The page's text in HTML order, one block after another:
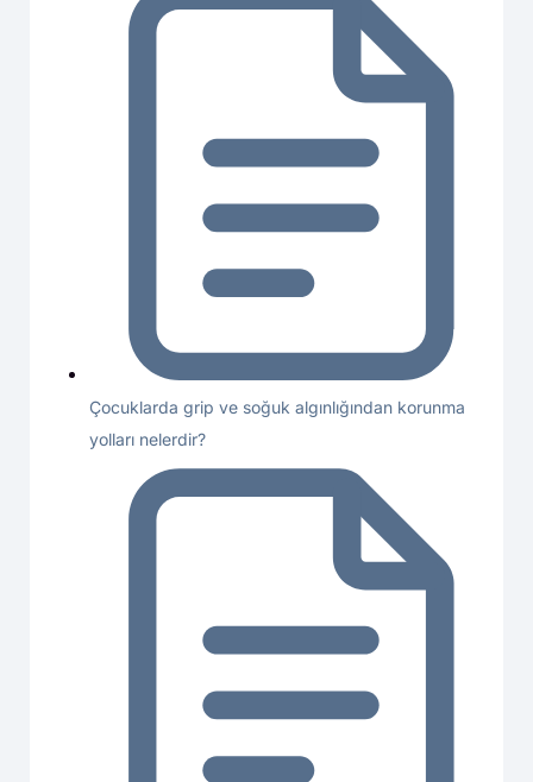
Çocuklarda grip ve soğuk algınlığından korunma
yolları nelerdir?